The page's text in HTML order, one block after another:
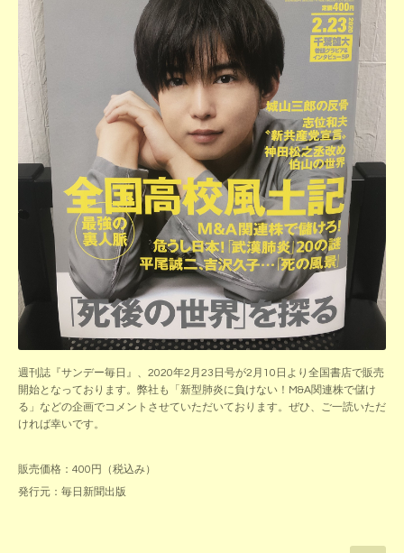
週刊誌『サンデー毎日』、2020年2月23日号が2月10日より全国書店で販売
開始となっております。弊社も「新型肺炎に負けない！M&A関連株で儲け
る」などの企画でコメントさせていただいております。ぜひ、ご一読いただ
ければ幸いです。
販売価格：400円（税込み）
発行元：毎日新聞出版